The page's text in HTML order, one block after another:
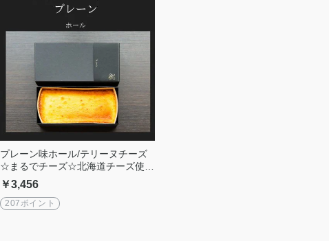
プレーン味ホール/テリーヌチーズ
☆まるでチーズ☆北海道チーズ使用
『グルテンフリー』
￥3,456
207ポイント